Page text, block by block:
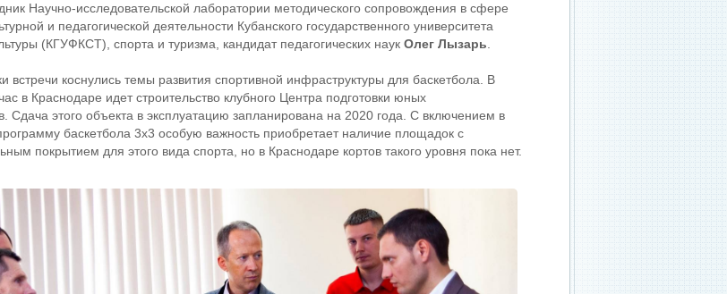
Научно-исследовательской лаборатории методического сопровождения в сфере
и педагогической деятельности Кубанского государственного университета
(КГУФКСТ), спорта и туризма, кандидат педагогических наук Олег Лызарь
встречи коснулись темы развития спортивной инфраструктуры для баскетбола. В
в Краснодаре идет строительство клубного Центра подготовки юных
Сдача этого объекта в эксплуатацию запланирована на 2020 года. С включением в
баскетбола 3х3 особую важность приобретает наличие площадок с
покрытием для этого вида спорта, но в Краснодаре кортов такого уровня пока нет.